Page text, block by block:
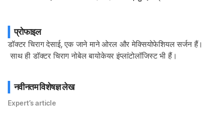
प्रोफाइल
डॉक्टर चिराग देसाई, एक जाने माने ओरल और मेक्सियोफेशियल सर्जन हैं।
साथ ही डॉक्टर चिराग नोबेल बायोकेयर इंप्लांटोलॉजिस्ट भी हैं।
नवीनतम विशेषज्ञ लेख
Expert’s article